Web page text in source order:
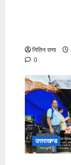
नितिन राणा
0
उत्तराखण्ड